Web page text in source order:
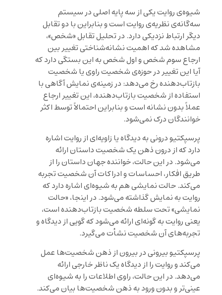
شیوه‌ی روایت یکی از سه پایه اصلی در سیستم
سه‌گانه‌ی نظریه‌ی روایت است و بنابراین با دو تقابل
دیگر ارتباط نزدیکی دارد. در تحلیل تقابل «شخص»،
مشاهده شد که اهمیت نشانه‌شناختی تغییر بین
ارجاع سوم شخص و اول شخص به این بستگی دارد که
آیا این تغییر در حوزه‌ی شخصیت راوی یا شخصیت
بازتاب‌دهنده رخ می‌دهد: در زمینه‌ی نمایش آگاهی با
استفاده از شخصیت بازتاب‌دهنده، این تغییر ارجاع
عملاً بدون نشانه است و بنابراین احتمالاً توسط اکثر
خوانندگان درک نمی‌شود.
پرسپکتیو درونی به دیدگاه یا زاویه‌ای از روایت اشاره
دارد که از درون ذهن یک شخصیت داستان ارائه
می‌شود. در این حالت، خواننده جهان داستان را از
طریق افکار، احساسات و ادراکات آن شخصیت تجربه
می‌کند. حالت نمایشی هم به شیوه‌ای اشاره دارد که
روایت به نمایش گذاشته می‌شود. در اینجا، «حالت
نمایشی» تحت سلطه شخصیت بازتاب‌دهنده است،
یعنی روایت به گونه‌ای ارائه می‌شود که گویی از دیدگاه و
تجربه‌های آن شخصیت نشأت می‌گیرد.
پرسپکتیو بیرونی در بیرون از ذهن شخصیت‌ها عمل
می‌کند و روایت را از دیدگاه یک ناظر خارجی ارائه
می‌دهد. در این حالت، راوی اطلاعات را به شیوه‌ای
عینی‌تر و بدون ورود به ذهن شخصیت‌ها بیان می‌کند.